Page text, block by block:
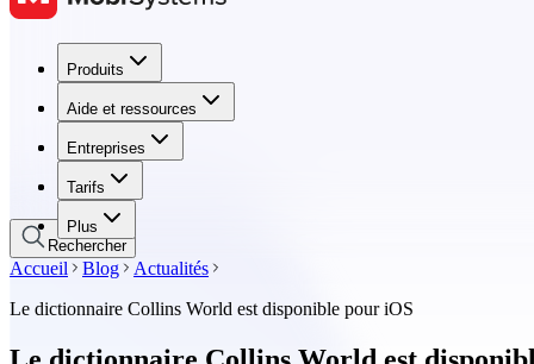
Produits
Aide et ressources
Entreprises
Tarifs
Plus
Produits
Aide et ressources
Entreprises
Tarifs
Rechercher
Accueil Blog
Actualités
Le dictionnaire Collins World est disponible pour iOS